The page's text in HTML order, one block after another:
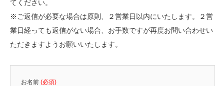
てください。
※ご返信が必要な場合は原則、２営業日以内にいたします。２営
業日経っても返信がない場合、お手数ですが再度お問い合わせい
ただきますようお願いいたします。
お名前 (必須)